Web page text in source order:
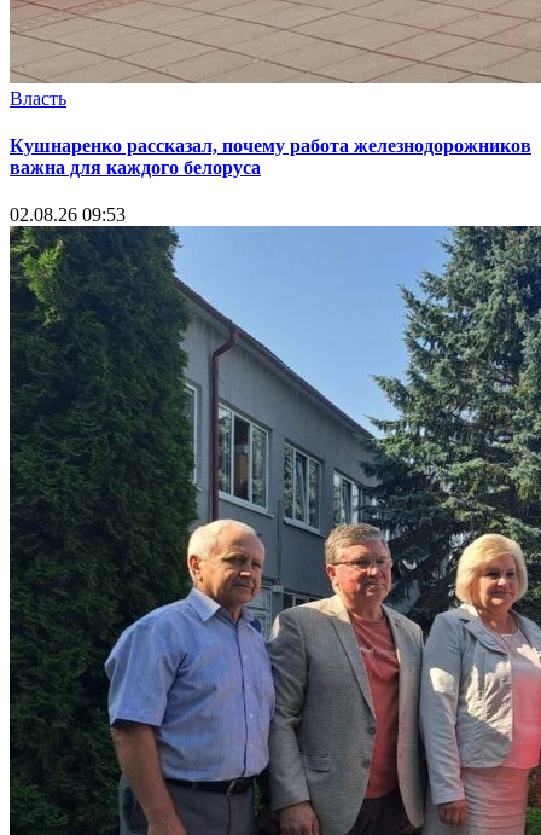
Власть
Кушнаренко рассказал, почему работа железнодорожников
важна для каждого белоруса
02.08.26 09:53